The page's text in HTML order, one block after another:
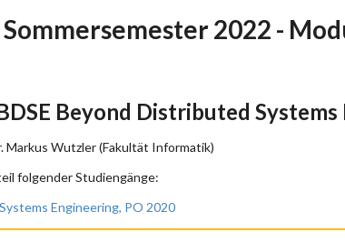
2022 -
Beyond Distributed
Wutzler (Fakultät Informatik)
folgender Studiengänge:
Engineering, PO 2020